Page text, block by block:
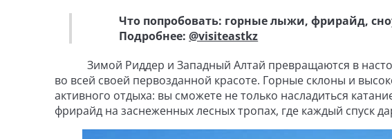
Что попробовать: горные лыжи, фрирайд,
Подробнее:@visiteastkz
Зимой Риддер и Западный Алтай превращаются в
во всей своей первозданной красоте. Горные склоны и
активного отдыха: вы сможете не только насладиться
фрирайд на заснеженных лесных тропах, где каждый спуск